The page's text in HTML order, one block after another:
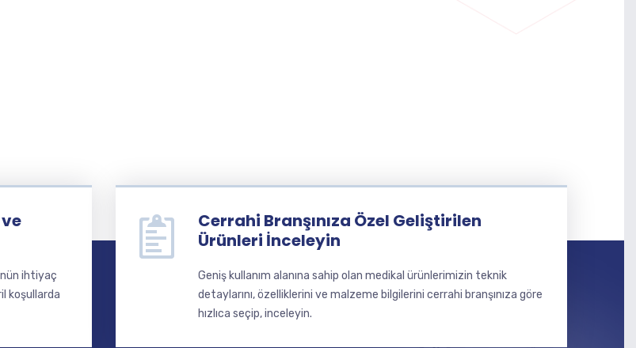
ihtiyaç
koşullarda
Cerrahi Branşınıza Özel Geliştirilen
Ürünleri İnceleyin
Geniş kullanım alanına sahip olan medikal ürünlerimizin teknik
detaylarını, özelliklerini ve malzeme bilgilerini cerrahi branşınıza göre
hızlıca seçip, inceleyin.